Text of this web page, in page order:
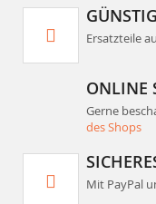
Ersatzteile
ONLINE
Gerne
des Shops
Mit PayPal